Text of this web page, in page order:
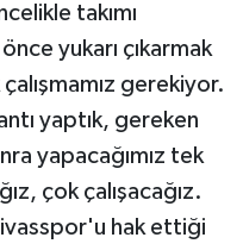
takımı
yukarı çıkarmak
gerekiyor.
yaptık, gereken
yapacağımız tek
çok çalışacağız.
hak ettiği